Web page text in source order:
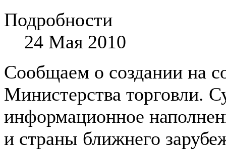
Подробности
24 Мая 2010
Сообщаем о создании на
Министерства торговли.
информационное
и страны ближнего